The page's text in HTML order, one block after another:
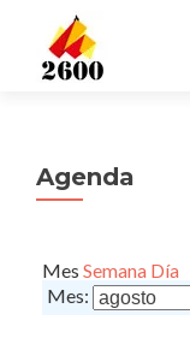
Agenda
Mes Semana Día
Mes: